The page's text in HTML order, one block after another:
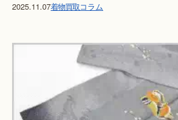
2025.11.07着物買取コラム